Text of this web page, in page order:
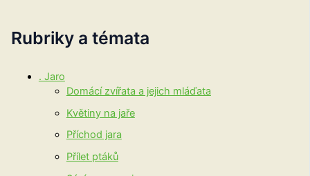
Rubriky a témata
. Jaro
Domácí zvířata a jejich mláďata
Květiny na jaře
Příchod jara
Přílet ptáků